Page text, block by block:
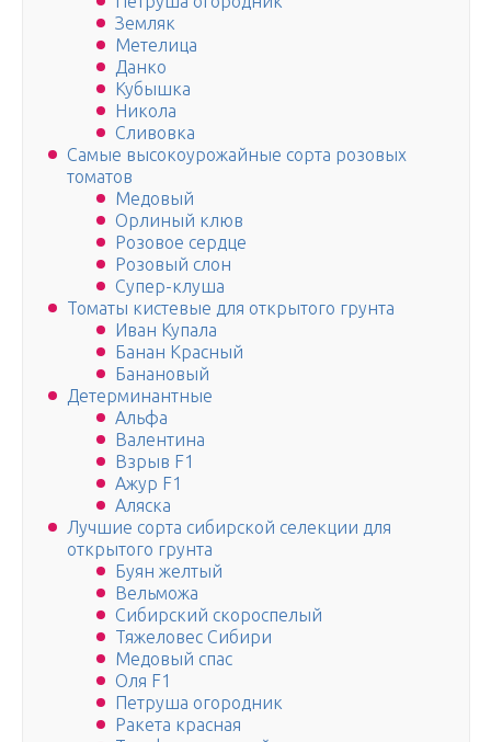
Земляк
Метелица
Данко
Кубышка
Никола
Сливовка
Самые высокоурожайные сорта розовых
томатов
Медовый
Орлиный клюв
Розовое сердце
Розовый слон
Супер-клуша
Томаты кистевые для открытого грунта
Иван Купала
Банан Красный
Банановый
Детерминантные
Альфа
Валентина
Взрыв F1
Ажур F1
Аляска
Лучшие сорта сибирской селекции для
открытого грунта
Буян желтый
Вельможа
Сибирский скороспелый
Тяжеловес Сибири
Медовый спас
Оля F1
Петруша огородник
Ракета красная